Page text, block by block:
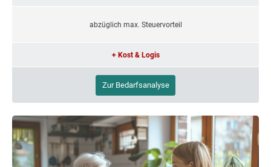
abzüglich max. Steuervorteil
+ Kost & Logis
Zur Bedarfsanalyse